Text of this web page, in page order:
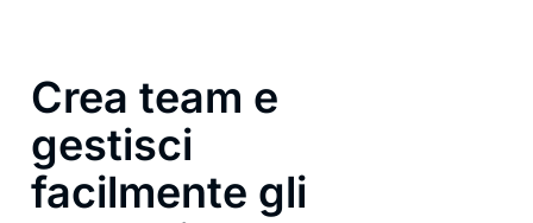
Crea team e
gestisci
facilmente gli